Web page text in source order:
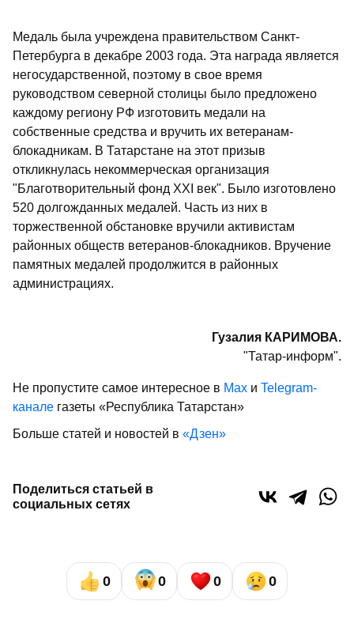
Медаль была учреждена правительством Санкт-
Петербурга в декабре 2003 года. Эта награда является
негосударственной, поэтому в свое время
руководством северной столицы было предложено
каждому региону РФ изготовить медали на
собственные средства и вручить их ветеранам-
блокадникам. В Татарстане на этот призыв
откликнулась некоммерческая организация
"Благотворительный фонд XXI век". Было изготовлено
520 долгожданных медалей. Часть из них в
торжественной обстановке вручили активистам
районных обществ ветеранов-блокадников. Вручение
памятных медалей продолжится в районных
администрациях.
Гузалия КАРИМОВА.
"Татар-информ".
Не пропустите самое интересное в Max и Telegram-
канале газеты «Республика Татарстан»
Больше статей и новостей в «Дзен»
Поделиться статьей в
социальных сетях
0 0 0 0